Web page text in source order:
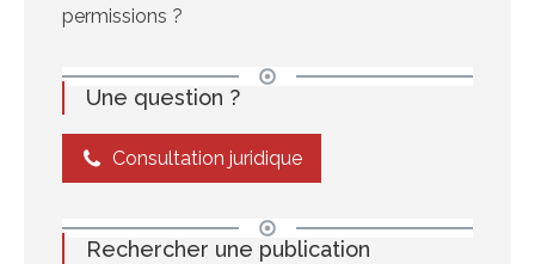
permissions ?
Une question ?
Consultation juridique
Rechercher une publication